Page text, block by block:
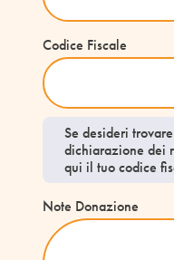
Codice Fiscale
Se desideri
dichiarazione dei
qui il tuo codice
Note Donazione